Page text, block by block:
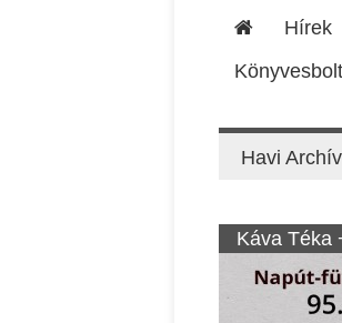
Hírek
Könyvesbolt
Havi
Káva Téka